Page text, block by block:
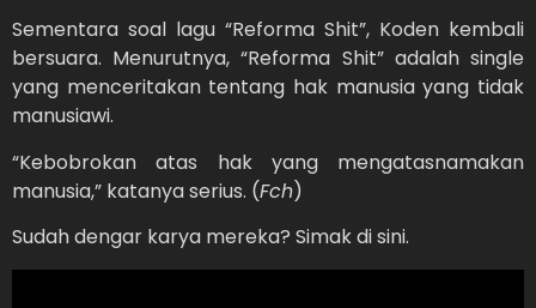
Sementara soal lagu “Reforma Shit”, Koden kembali
bersuara. Menurutnya, “Reforma Shit” adalah single
yang menceritakan tentang hak manusia yang tidak
manusiawi.
“Kebobrokan atas hak yang mengatasnamakan
manusia,” katanya serius. (Fch)
Sudah dengar karya mereka? Simak di sini.